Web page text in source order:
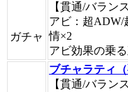
ガチャ
【貫通/バラン
アビ：超ADW/
情×2
アビ効果の乗
ブチャラティ（
【貫通/バラン